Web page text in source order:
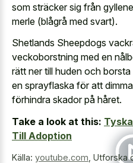
som sträcker sig från
merle (blågrå med svart).
Shetlands Sheepdogs
veckoborstning med en
rätt ner till huden och
en sprayflaska för att
förhindra skador på håret.
Take a look at this:
Till Adoption
Källa: youtube.com Utforska